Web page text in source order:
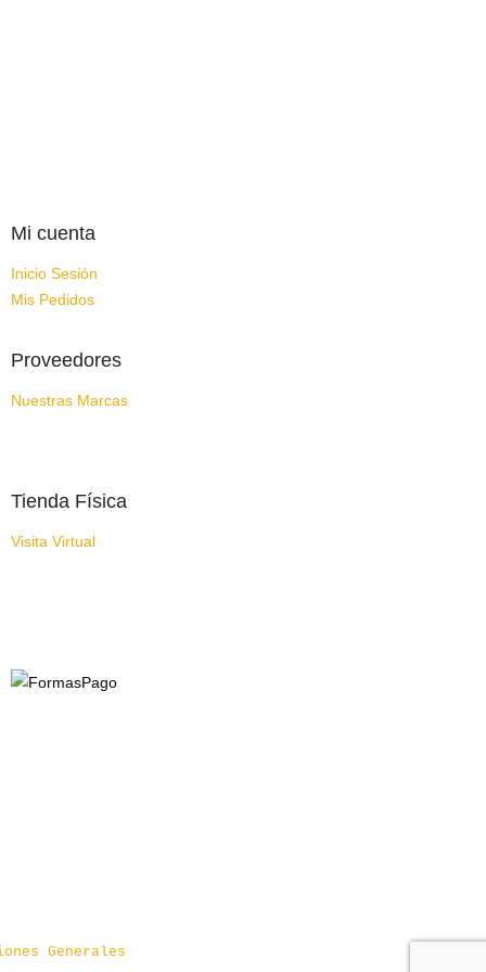
Mi cuenta
Inicio Sesión
Mis Pedidos
Proveedores
Nuestras Marcas
Tienda Física
Visita Virtual
Generales